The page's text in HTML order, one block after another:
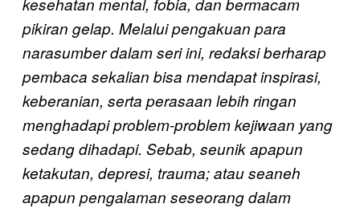
pikiran gelap. Melalui pengakuan para
narasumber dalam seri ini, redaksi berharap
pembaca sekalian bisa mendapat inspirasi,
keberanian, serta perasaan lebih ringan
menghadapi problem-problem kejiwaan yang
sedang dihadapi. Sebab, seunik apapun
ketakutan, depresi, trauma; atau seaneh
apapun pengalaman seseorang dalam